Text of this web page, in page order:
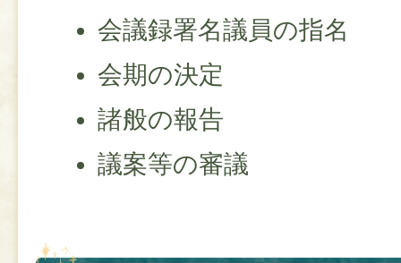
会議録署名議員の指名
会期の決定
諸般の報告
議案等の審議